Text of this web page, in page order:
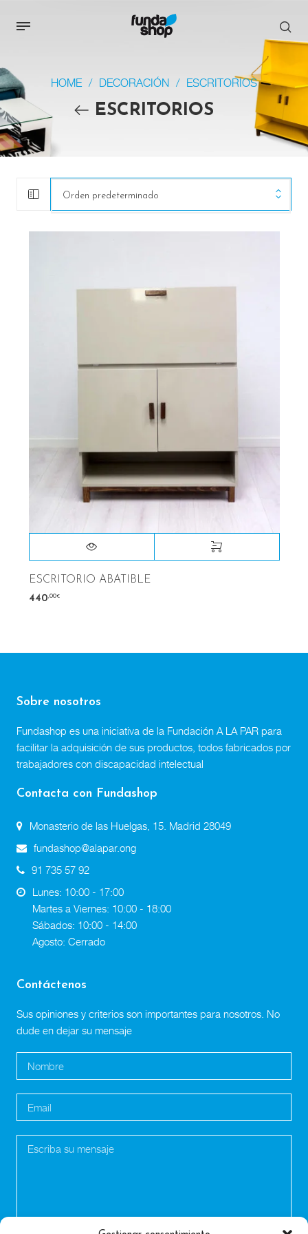
HOME / DECORACIÓN / ESCRITORIOS
ESCRITORIOS
Orden predeterminado
ESCRITORIO ABATIBLE
440,00€
Sobre nosotros
Fundashop es una iniciativa de la Fundación A LA PAR para
facilitar la adquisición de sus productos, todos fabricados por
trabajadores con discapacidad intelectual
Contacta con Fundashop
Monasterio de las Huelgas, 15. Madrid 28049
fundashop@alapar.ong
91 735 57 92
Lunes: 10:00 - 17:00
Martes a Viernes: 10:00 - 18:00
Sábados: 10:00 - 14:00
Agosto: Cerrado
Contáctenos
Sus opiniones y criterios son importantes para nosotros. No
dude en dejar su mensaje